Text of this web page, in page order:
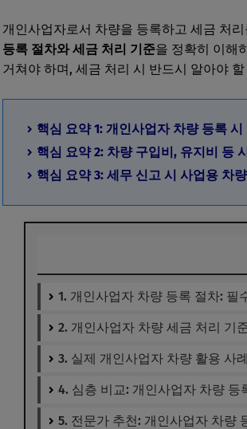
개인사업자로서 차량을 등록하고 세금 처
등록 절차와 세금 처리 기준을 정확히 이해
거쳐야 하며, 세금 처리 시 반드시 알아야
핵심 요약 1: 개인사업자 차량 등록
핵심 요약 2: 차량 구입비, 유지비 등
핵심 요약 3: 세무 신고 시 사업용 차
1. 개인사업자 차량 등록 절차: 필
2. 개인사업자 차량 세금 처리 기
3. 실제 개인사업자 차량 활용 사
4. 심층 비교: 개인사업자 차량 등
5. 전문가 추천: 개인사업자 차량